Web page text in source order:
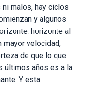
ni malos, hay ciclos
y algunos
horizonte al
mayor velocidad,
de que lo que
últimos años es a la
Y esta